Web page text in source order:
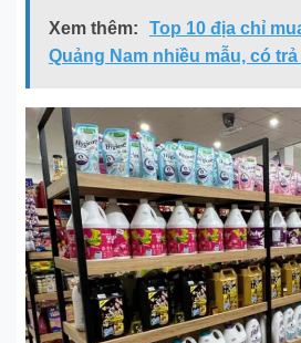
Xem thêm:
Top 10 địa chỉ
Quảng Nam nhiều mẫu, có